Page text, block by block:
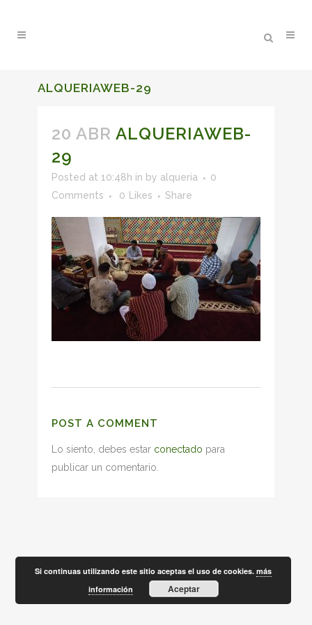
ALQUERIAWEB-29
20 ABR ALQUERIAWEB-
29
Posted at 10:48h in by alqueria
0
Comments
0 Likes Share
POST A COMMENT
Lo siento, debes estar conectado para
publicar un comentario.
Si continuas utilizando este sitio aceptas el uso de cookies.más
información
Aceptar